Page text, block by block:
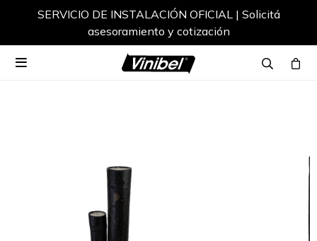
SERVICIO DE INSTALACIÓN OFICIAL | Solicitá
asesoramiento y cotización
